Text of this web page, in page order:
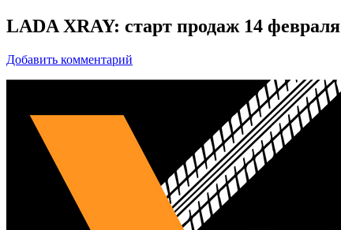
LADA XRAY: старт продаж 14 февраля
Добавить комментарий